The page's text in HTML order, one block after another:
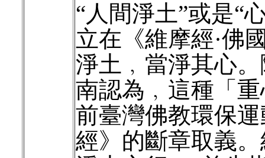
“人間淨土”或是“
立在《維摩經·佛
淨土﹐當淨其心
南認為﹐這種「
前臺灣佛教環保
經》的斷章取義